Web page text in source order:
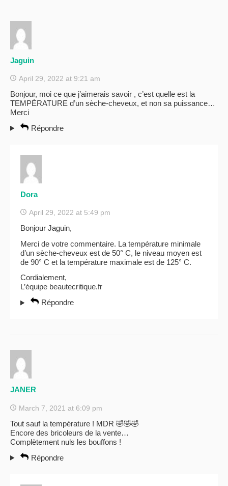
Jaguin
April 29, 2022 at 9:21 am
Bonjour, moi ce que j’aimerais savoir , c’est quelle est la
TEMPÉRATURE d’un sèche-cheveux, et non sa puissance…
Merci
Répondre
Dora
April 29, 2022 at 5:49 pm
Bonjour Jaguin,
Merci de votre commentaire. La température minimale
d’un sèche-cheveux est de 50° C, le niveau moyen est
de 90° C et la température maximale est de 125° C.
Cordialement,
L’équipe beautecritique.fr
Répondre
JANER
March 7, 2021 at 6:09 pm
Tout sauf la température ! MDR 🤣🤣🤣
Encore des bricoleurs de la vente…
Complètement nuls les bouffons !
Répondre